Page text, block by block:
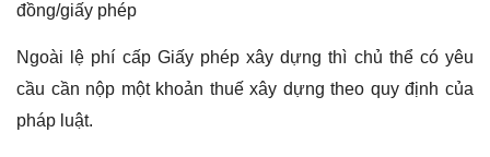
đồng/giấy phép
Ngoài lệ phí cấp Giấy phép xây dựng thì chủ thể có yêu
cầu cần nộp một khoản thuế xây dựng theo quy định của
pháp luật.